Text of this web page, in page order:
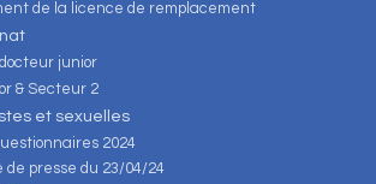
de la licence de remplacement
junior
& Secteur 2
et sexuelles
2024
de presse du 23/04/24